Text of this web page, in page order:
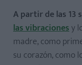
A partir de las 13
las vibracionesy
madre, como
su corazón, como